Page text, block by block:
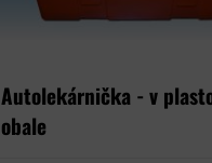
Autolekárnička - v
obale